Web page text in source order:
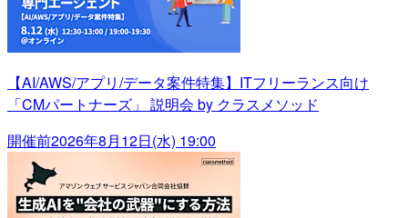
【AI/AWS/アプリ/データ案件特集】ITフリーランス向け
「CMパートナーズ」 説明会 by クラスメソッド
開催前2026年8月12日(水) 19:00